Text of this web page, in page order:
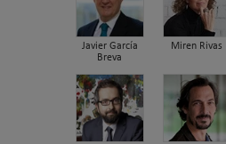
Javier García
Breva
Miren Rivas